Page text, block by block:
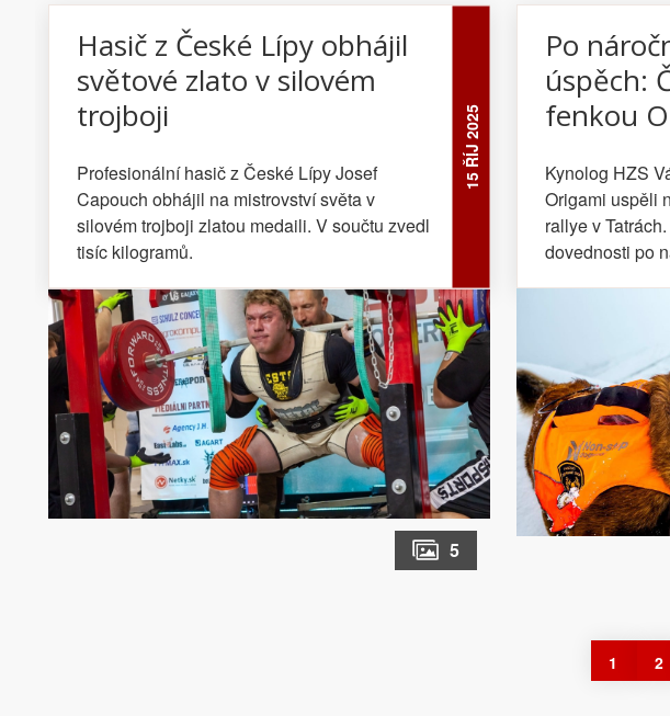
15 ŘÍJ 2025
Hasič z České Lípy obhájil
světové zlato v silovém
trojboji
Profesionální hasič z České Lípy Josef
Capouch obhájil na mistrovství světa v
silovém trojboji zlatou medaili. V součtu zvedl
tisíc kilogramů.
5
Po
úspěch:
fenkou
Kynolog HZS
Origami uspěli
rallye v
dovednosti po
1 2